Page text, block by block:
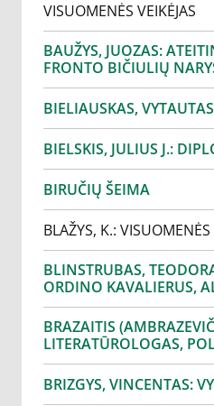
VISUOMENĖS VEIKĖJAS
BAUŽYS, JUOZAS:
FRONTO BIČIULIŲ
BIELIAUSKAS,
BIELSKIS, JULIUS J.:
BIRUČIŲ ŠEIMA
BLAŽYS, K.: VISUOMENĖS
BLINSTRUBAS,
ORDINO KAVALIERUS,
BRAZAITIS
LITERATŪROLOGAS,
BRIZGYS, VINCENTAS: